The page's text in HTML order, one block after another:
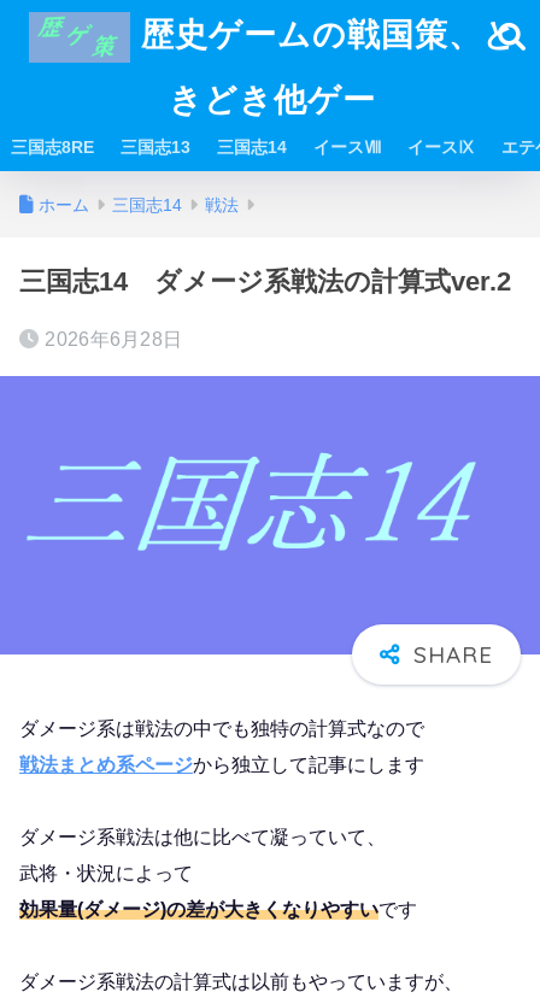
歴史ゲームの戦国策、と
きどき他ゲー
三国志8RE 三国志13 三国志14 イースⅧ イースⅨ エテ
ホーム 三国志14 戦法
三国志14 ダメージ系戦法の計算式ver.2
2026年6月28日
ダメージ系は戦法の中でも独特の計算式なので
戦法まとめ系ページから独立して記事にします
ダメージ系戦法は他に比べて凝っていて、
武将・状況によって
効果量(ダメージ)の差が大きくなりやすいです
ダメージ系戦法の計算式は以前もやっていますが、